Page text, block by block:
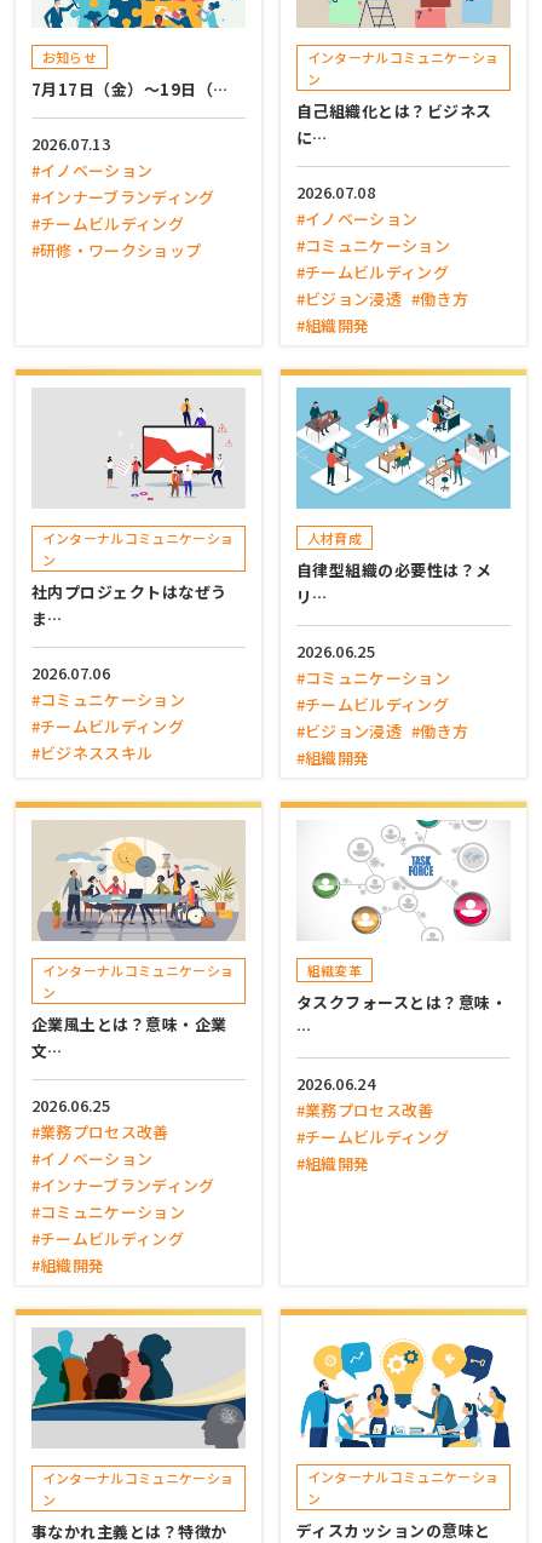
お知らせ
7月17日（金）～19日（…
2026.07.13
#イノベーション
#インナーブランディング
#チームビルディング
#研修・ワークショップ
インターナルコミュニケーショ
ン
自己組織化とは？ビジネス
に…
2026.07.08
#イノベーション
#コミュニケーション
#チームビルディング
#ビジョン浸透 #働き方
#組織開発
インターナルコミュニケーショ
ン
社内プロジェクトはなぜう
ま…
2026.07.06
#コミュニケーション
#チームビルディング
#ビジネススキル
人材育成
自律型組織の必要性は？メ
リ…
2026.06.25
#コミュニケーション
#チームビルディング
#ビジョン浸透 #働き方
#組織開発
インターナルコミュニケーショ
ン
企業風土とは？意味・企業
文…
2026.06.25
#業務プロセス改善
#イノベーション
#インナーブランディング
#コミュニケーション
#チームビルディング
#組織開発
組織変革
タスクフォースとは？意味・
…
2026.06.24
#業務プロセス改善
#チームビルディング
#組織開発
インターナルコミュニケーショ
ン
事なかれ主義とは？特徴か
インターナルコミュニケーショ
ン
ディスカッションの意味と